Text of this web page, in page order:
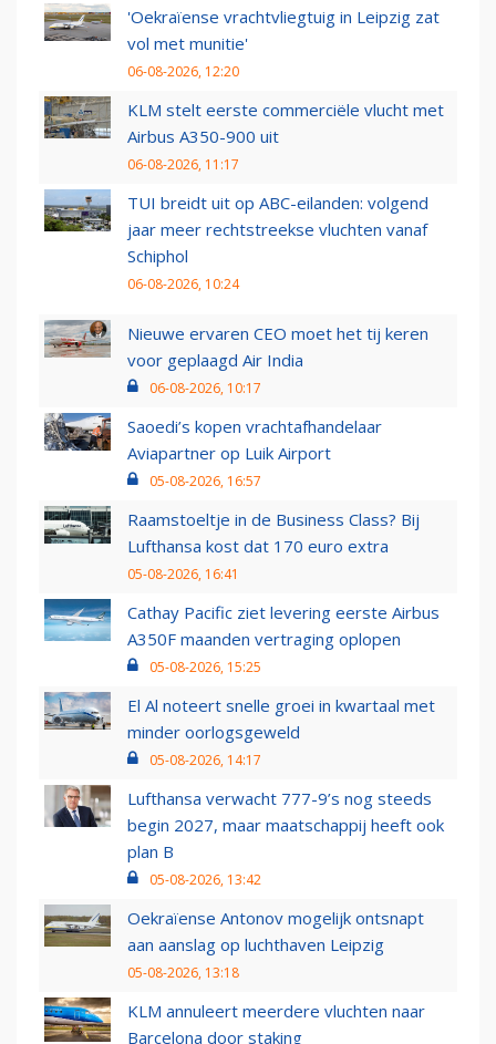
'Oekraïense vrachtvliegtuig in Leipzig zat
vol met munitie'
06-08-2026, 12:20
KLM stelt eerste commerciële vlucht met
Airbus A350-900 uit
06-08-2026, 11:17
TUI breidt uit op ABC-eilanden: volgend
jaar meer rechtstreekse vluchten vanaf
Schiphol
06-08-2026, 10:24
Nieuwe ervaren CEO moet het tij keren
voor geplaagd Air India
06-08-2026, 10:17
Saoedi’s kopen vrachtafhandelaar
Aviapartner op Luik Airport
05-08-2026, 16:57
Raamstoeltje in de Business Class? Bij
Lufthansa kost dat 170 euro extra
05-08-2026, 16:41
Cathay Pacific ziet levering eerste Airbus
A350F maanden vertraging oplopen
05-08-2026, 15:25
El Al noteert snelle groei in kwartaal met
minder oorlogsgeweld
05-08-2026, 14:17
Lufthansa verwacht 777-9’s nog steeds
begin 2027, maar maatschappij heeft ook
plan B
05-08-2026, 13:42
Oekraïense Antonov mogelijk ontsnapt
aan aanslag op luchthaven Leipzig
05-08-2026, 13:18
KLM annuleert meerdere vluchten naar
Barcelona door staking